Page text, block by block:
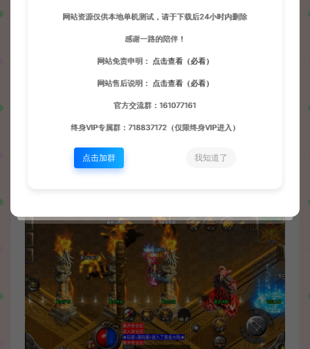
网站资源仅供本地单机测试，请于下载后24小时内删除
感谢一路的陪伴！
网站免责申明： 点击查看（必看）
网站售后说明： 点击查看（必看）
官方交流群：161077161
终身VIP专属群：718837172（仅限终身VIP进入）
点击加群 我知道了